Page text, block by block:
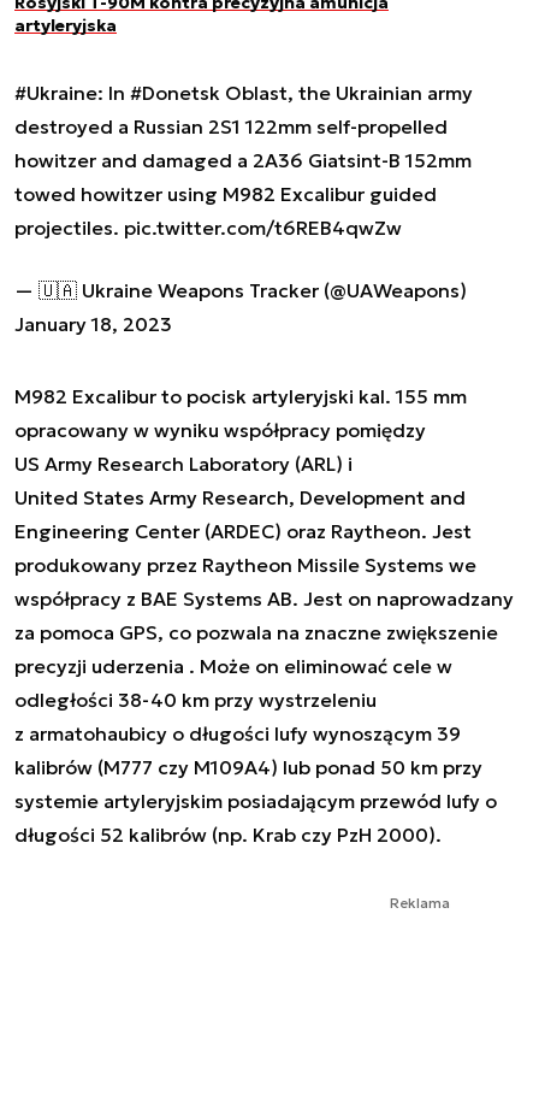
artyleryjska
#Ukraine: In #Donetsk Oblast, the Ukrainian army
destroyed a Russian 2S1 122mm self-propelled
howitzer and damaged a 2A36 Giatsint-B 152mm
towed howitzer using M982 Excalibur guided
projectiles. pic.twitter.com/t6REB4qwZw
— 🇺🇦 Ukraine Weapons Tracker (@UAWeapons)
January 18, 2023
M982 Excalibur to pocisk artyleryjski kal. 155 mm
opracowany w wyniku współpracy pomiędzy
US Army Research Laboratory (ARL) i
United States Army Research, Development and
Engineering Center (ARDEC) oraz Raytheon. Jest
produkowany przez Raytheon Missile Systems we
współpracy z BAE Systems AB. Jest on naprowadzany
za pomoca GPS, co pozwala na znaczne zwiększenie
precyzji uderzenia . Może on eliminować cele w
odległości 38-40 km przy wystrzeleniu
z armatohaubicy o długości lufy wynoszącym 39
kalibrów (M777 czy M109A4) lub ponad 50 km przy
systemie artyleryjskim posiadającym przewód lufy o
długości 52 kalibrów (np. Krab czy PzH 2000).
Reklama